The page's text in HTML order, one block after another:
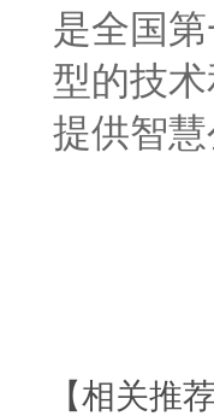
是全国
型的技
提供智
【相关推